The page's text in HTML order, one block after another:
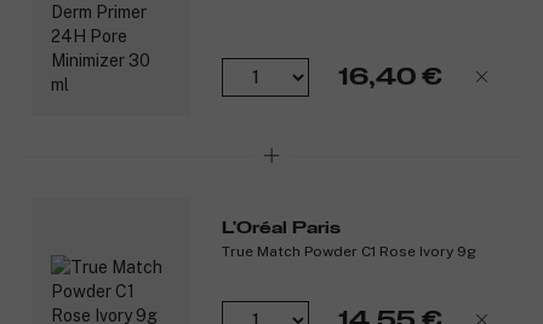
16,40 €
L'Oréal Paris
True Match Powder C1 Rose Ivory 9g